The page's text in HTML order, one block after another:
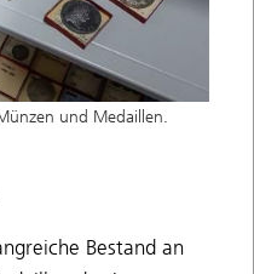
und Medaillen.
Bestand an